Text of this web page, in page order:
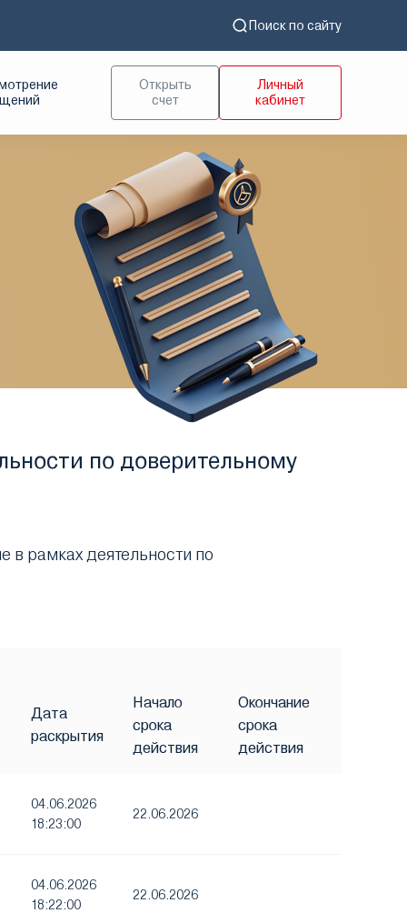
Поиск по сайту
Открыть
счет
Личный
кабинет
по доверительному
рамках деятельности по
Дата
раскрытия
Начало
срока
действия
Окончание
срока
действия
04.06.2026
18:23:00
22.06.2026
04.06.2026
18:22:00
22.06.2026